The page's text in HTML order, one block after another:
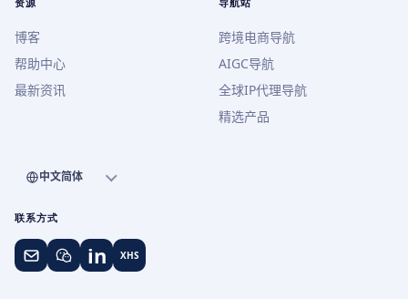
资源
博客
帮助中心
最新资讯
导航站
跨境电商导航
AIGC导航
全球IP代理导航
精选产品
中文简体
联系方式
in XHS